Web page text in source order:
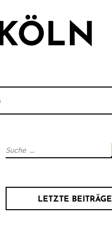
S
LETZTE BEITRÄGE